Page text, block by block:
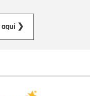
aquí ❯